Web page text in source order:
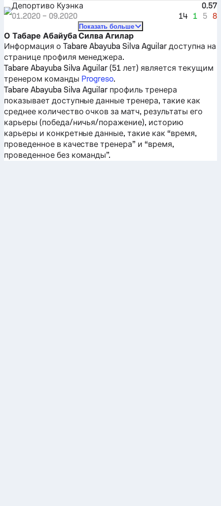
Депортиво Куэнка
0.57
01.2020– 09.2020 14 1 5 8
Показать больше
О Табаре Абайуба Силва Агилар
Информация о Tabare Abayuba Silva Aguilar доступна на
странице профиля менеджера.
Tabare Abayuba Silva Aguilar (51 лет) является текущим
тренером команды Progreso.
Tabare Abayuba Silva Aguilar профиль тренера
показывает доступные данные тренера, такие как
среднее количество очков за матч, результаты его
карьеры (победа/ничья/поражение), историю
карьеры и конкретные данные, такие как “время,
проведенное в качестве тренера” и “время,
проведенное без команды”.